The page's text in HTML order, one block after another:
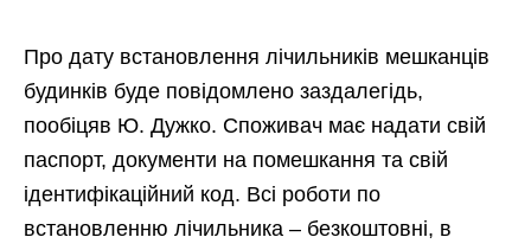
Про дату встановлення лічильників мешканців
будинків буде повідомлено заздалегідь,
пообіцяв Ю. Дужко. Споживач має надати свій
паспорт, документи на помешкання та свій
ідентифікаційний код. Всі роботи по
встановленню лічильника – безкоштовні, в